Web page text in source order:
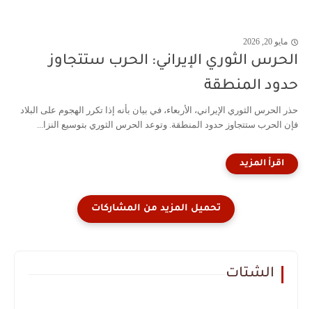
مايو 20, 2026
الحرس الثوري الإيراني: الحرب ستتجاوز
حدود المنطقة
حذر الحرس الثوري الإيراني، الأربعاء، في بيان بأنه إذا تكرر الهجوم على البلاد
فإن الحرب ستتجاوز حدود المنطقة. وتوعد الحرس الثوري بتوسيع النزا...
الشتات